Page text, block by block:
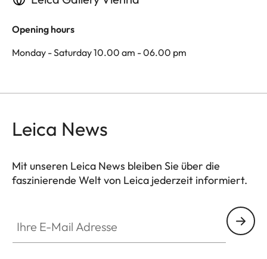
Opening hours
Monday - Saturday 10.00 am - 06.00 pm
Leica News
Mit unseren Leica News bleiben Sie über die
faszinierende Welt von Leica jederzeit informiert.